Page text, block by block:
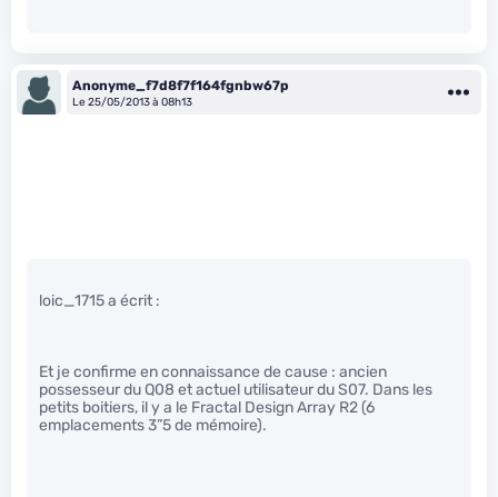
Anonyme_f7d8f7f164fgnbw67p
Le 25/05/2013 à 08h13
loic_1715 a écrit :
Et je confirme en connaissance de cause : ancien
possesseur du Q08 et actuel utilisateur du S07. Dans les
petits boitiers, il y a le Fractal Design Array R2 (6
emplacements 3”5 de mémoire).